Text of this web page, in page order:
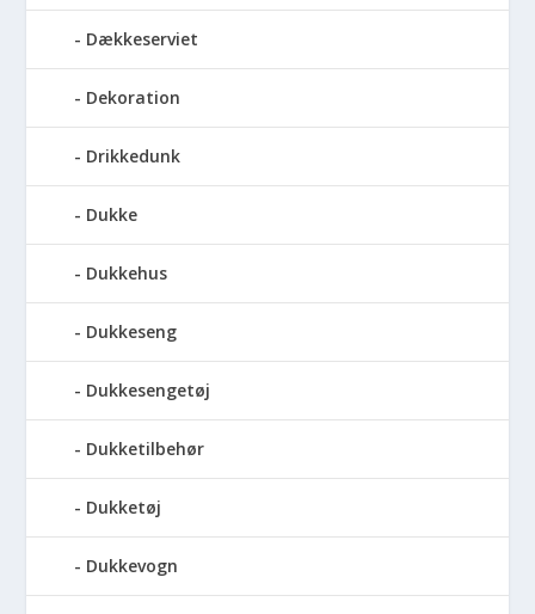
Dækkeserviet
Dekoration
Drikkedunk
Dukke
Dukkehus
Dukkeseng
Dukkesengetøj
Dukketilbehør
Dukketøj
Dukkevogn